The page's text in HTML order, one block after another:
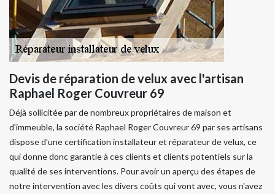
Devis de réparation de velux avec l'artisan
Raphael Roger Couvreur 69
Déjà sollicitée par de nombreux propriétaires de maison et
d'immeuble, la société Raphael Roger Couvreur 69 par ses artisans
dispose d'une certification installateur et réparateur de velux, ce
qui donne donc garantie à ces clients et clients potentiels sur la
qualité de ses interventions. Pour avoir un aperçu des étapes de
notre intervention avec les divers coûts qui vont avec, vous n'avez